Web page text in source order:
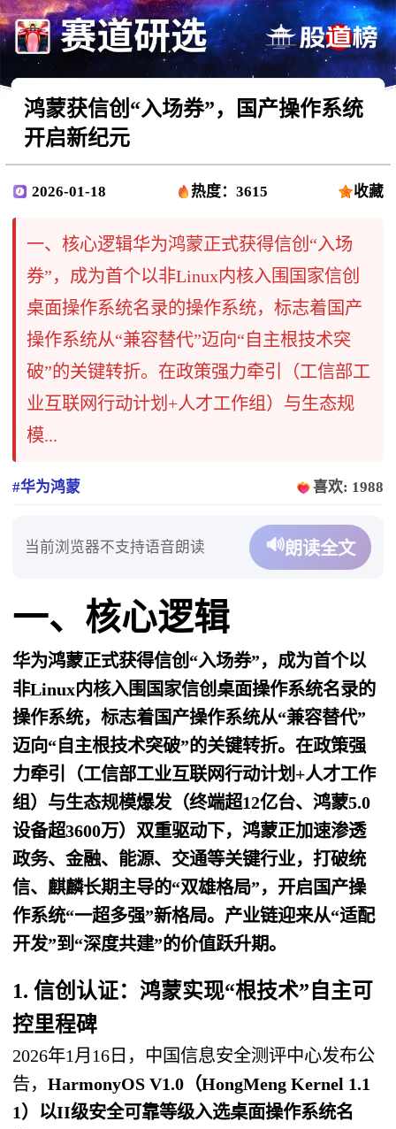
鸿蒙获信创“入场券”，国产操作系统
开启新纪元
2026-01-18 热度：3615 收藏
一、核心逻辑华为鸿蒙正式获得信创“入场
券”，成为首个以非Linux内核入围国家信创
桌面操作系统名录的操作系统，标志着国产
操作系统从“兼容替代”迈向“自主根技术突
破”的关键转折。在政策强力牵引（工信部工
业互联网行动计划+人才工作组）与生态规
模...
#华为鸿蒙 喜欢: 1988
当前浏览器不支持语音朗读 🔊朗读全文
一、核心逻辑
华为鸿蒙正式获得信创“入场券”，成为首个以
非Linux内核入围国家信创桌面操作系统名录的
操作系统，标志着国产操作系统从“兼容替代”
迈向“自主根技术突破”的关键转折。在政策强
力牵引（工信部工业互联网行动计划+人才工作
组）与生态规模爆发（终端超12亿台、鸿蒙5.0
设备超3600万）双重驱动下，鸿蒙正加速渗透
政务、金融、能源、交通等关键行业，打破统
信、麒麟长期主导的“双雄格局”，开启国产操
作系统“一超多强”新格局。产业链迎来从“适配
开发”到“深度共建”的价值跃升期。
1. 信创认证：鸿蒙实现“根技术”自主可
控里程碑
2026年1月16日，中国信息安全测评中心发布公
告，HarmonyOS V1.0（HongMeng Kernel 1.1
1）以II级安全可靠等级入选桌面操作系统名